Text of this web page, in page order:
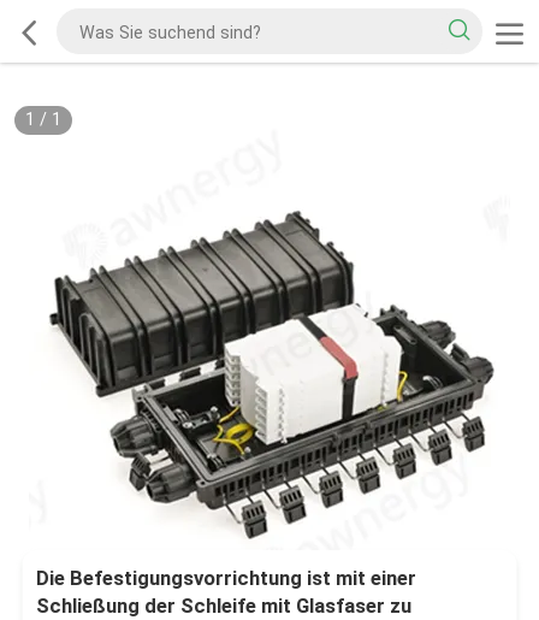
1 / 1
Die Befestigungsvorrichtung ist mit einer
Schließung der Schleife mit Glasfaser zu